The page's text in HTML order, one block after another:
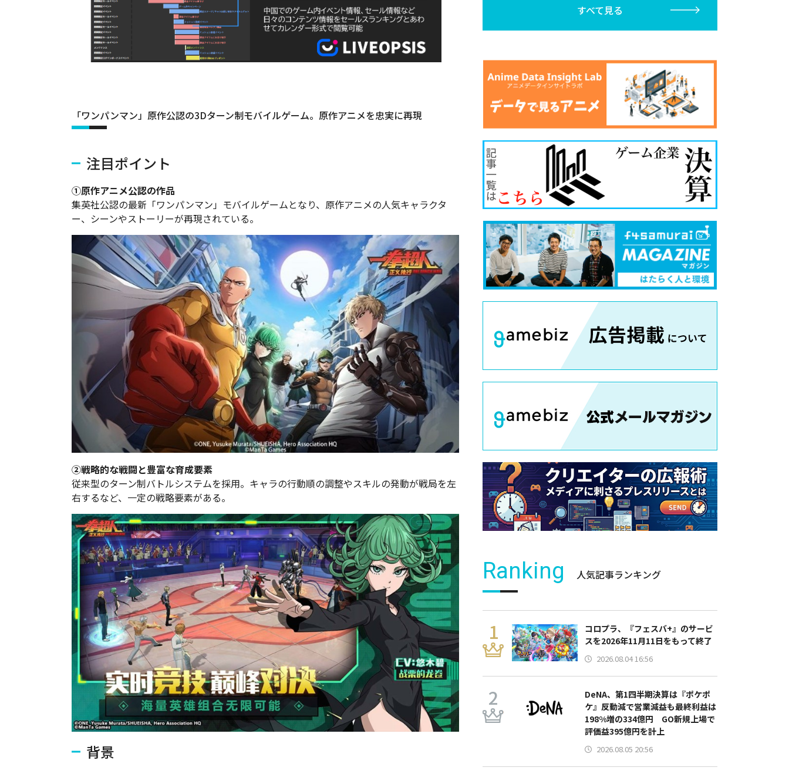
「ワンパンマン」原作公認の3Dターン制モバイルゲーム。原作アニメを忠実に再現
注目ポイント
①原作アニメ公認の作品
集英社公認の最新「ワンパンマン」モバイルゲームとなり、原作アニメの人気キャラクタ
ー、シーンやストーリーが再現されている。
②戦略的な戦闘と豊富な育成要素
従来型のターン制バトルシステムを採用。キャラの行動順の調整やスキルの発動が戦局を左
右するなど、一定の戦略要素がある。
背景
すべて見る
Ranking 人気記事ランキング
コロプラ、『フェスバ+』のサービ
スを2026年11月11日をもって終了
2026.08.04 16:56
DeNA、第1四半期決算は『ポケポ
ケ』反動減で営業減益も最終利益は
198%増の334億円 GO新規上場で
評価益395億円を計上
2026.08.05 20:56